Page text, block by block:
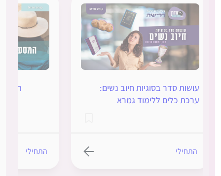
עושות סדר בסוגיות חיוב נשים:
ערכת כלים ללימוד גמרא
התחילי
המסע
התחילי